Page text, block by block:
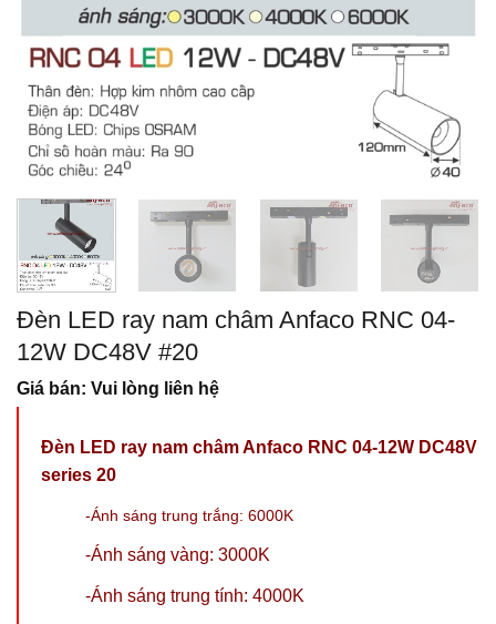
Đèn LED ray nam châm Anfaco RNC 04-
12W DC48V #20
Giá bán: Vui lòng liên hệ
Đèn LED ray nam châm Anfaco RNC 04-12W DC48V
series 20
-Ánh sáng trung trắng: 6000K
-Ánh sáng vàng: 3000K
-Ánh sáng trung tính: 4000K